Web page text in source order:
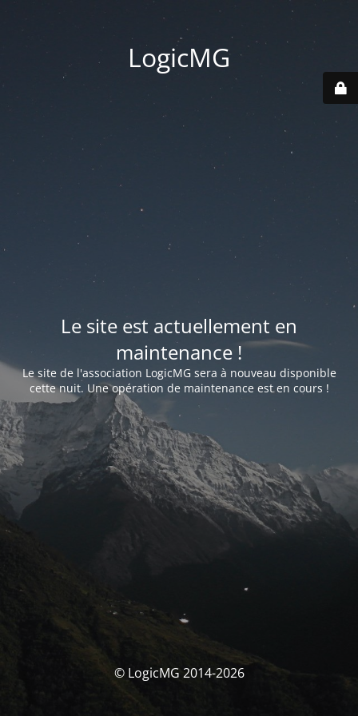
LogicMG
Le site est actuellement en
maintenance !
Le site de l'association LogicMG sera à nouveau disponible
cette nuit. Une opération de maintenance est en cours !
© LogicMG 2014-2026